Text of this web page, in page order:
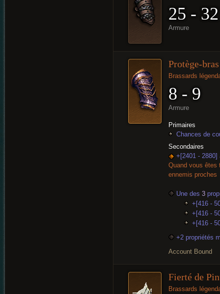
25 - 32
Armure
Protège-
Brassards
8 - 9
Armure
Primaires
Chances de
Secondaires
+[2401 - 2880]
Quand vous êtes
ennemis proches
Une des 3
+[416 -
+[416 -
+[416 -
+2 propriétés
Account Bound
Fierté de
Brassards